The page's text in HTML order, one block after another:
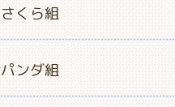
さくら組
パンダ組